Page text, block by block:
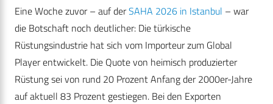
Eine Woche zuvor – auf derSAHA 2026 in Istanbul – war
die Botschaft noch deutlicher: Die türkische
Rüstungsindustrie hat sich vom Importeur zum Global
Player entwickelt. Die Quote von heimisch produzierter
Rüstung sei von rund 20 Prozent Anfang der 2000er-Jahre
auf aktuell 83 Prozent gestiegen. Bei den Exporten